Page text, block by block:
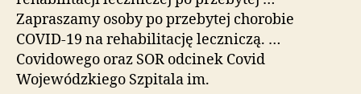
Zapraszamy osoby po przebytej chorobie
COVID-19 na rehabilitację leczniczą. …
Covidowego oraz SOR odcinek Covid
Wojewódzkiego Szpitala im.